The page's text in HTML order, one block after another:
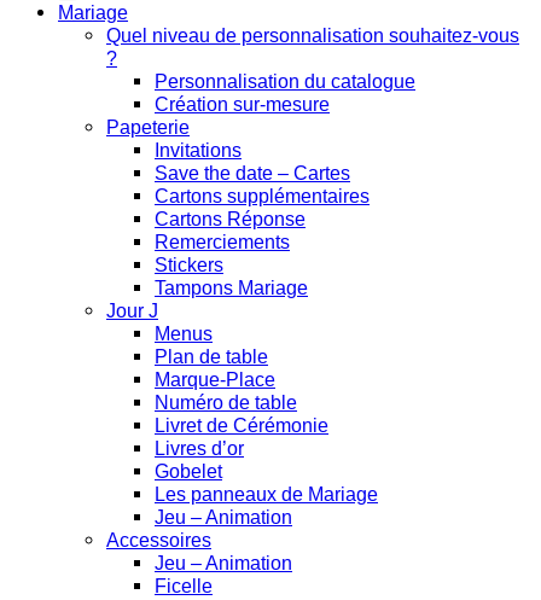
Mariage
Quel niveau de personnalisation souhaitez-vous
?
Personnalisation du catalogue
Création sur-mesure
Papeterie
Invitations
Save the date – Cartes
Cartons supplémentaires
Cartons Réponse
Remerciements
Stickers
Tampons Mariage
Jour J
Menus
Plan de table
Marque-Place
Numéro de table
Livret de Cérémonie
Livres d’or
Gobelet
Les panneaux de Mariage
Jeu – Animation
Accessoires
Jeu – Animation
Ficelle